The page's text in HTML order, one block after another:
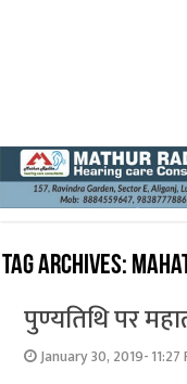
Tag Archives:
पुण्‍यतिथि पर
January 30, 2019- 11:27